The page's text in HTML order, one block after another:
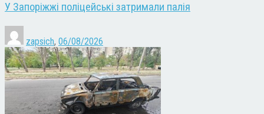
У Запоріжжі поліцейські затримали палія
zapsich, 06/08/2026